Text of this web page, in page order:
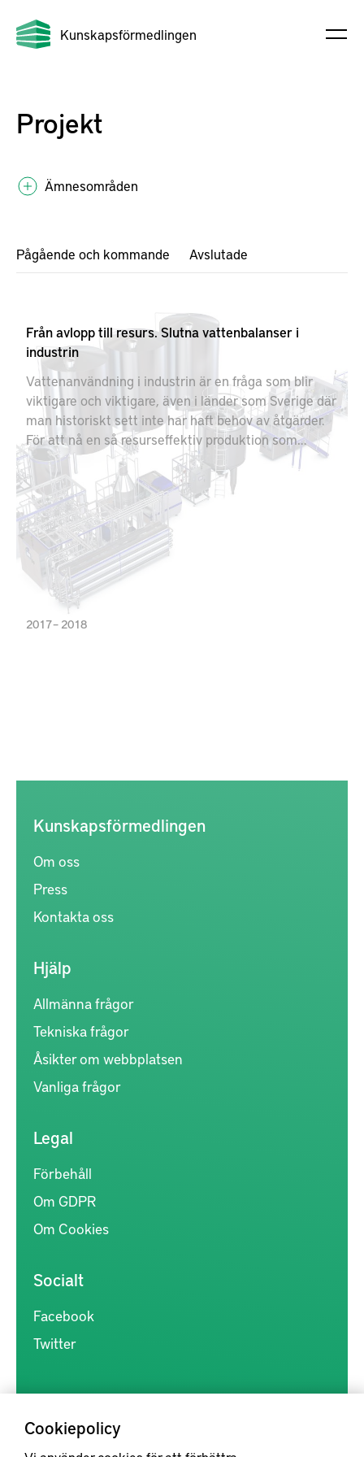
Kunskapsförmedlingen
Projekt
Ämnesområden
Pågående och kommande Avslutade
Från avlopp till resurs. Slutna vattenbalanser i
industrin
Vattenanvändning i industrin är en fråga som blir
viktigare och viktigare, även i länder som Sverige där
man historiskt sett inte har haft behov av åtgärder.
För att nå en så resurseffektiv produktion som
möjligt måste dock denna fråga hanteras även här.
Vattenanvändning inom industrin har också en direkt
koppling till energianvändning, och därför bör en
kostnadseffektiv strategi för att hantera frågan om
vatten integreras med strategier för
energieffektivisering.
2017 – 2018
Cookiepolicy
Kunskapsförmedlingen
Om oss
Press
Kontakta oss
Hjälp
Allmänna frågor
Tekniska frågor
Åsikter om webbplatsen
Vanliga frågor
Legal
Förbehåll
Om GDPR
Om Cookies
Socialt
Facebook
Twitter